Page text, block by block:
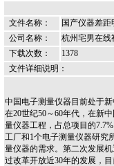
文件名称：
国产仪器差
公司名称：
杭州宅男在线
下载次数：
1378
文件详细说明：
中国电子测量仪器目前处于新
在20世纪50～60年代，
量仪器工程，占总项目的
工厂和1个电子测量仪器研究所
量仪器的需求。第二次发展机
过改革开放近30年的发展，